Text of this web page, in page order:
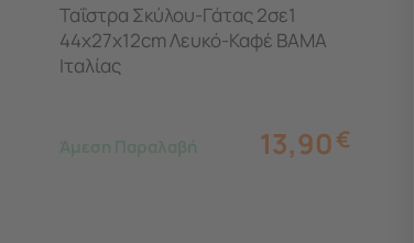
Ταΐστρα Σκύλου-Γάτας 2σε1
44x27x12cm Λευκό-Καφέ BAMA
Ιταλίας
Άμεση Παραλαβή 13,90€